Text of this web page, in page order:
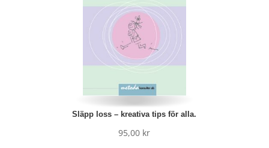
Släpp loss – kreativa tips för alla.
95,00 kr